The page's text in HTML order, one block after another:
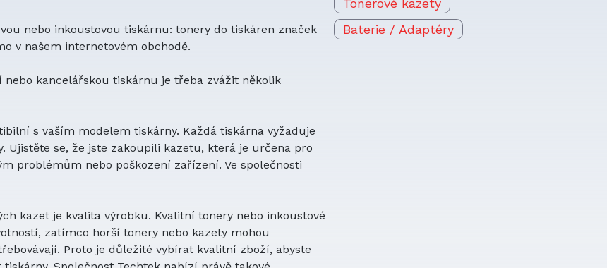
nebo inkoustovou tiskárnu: tonery do tiskáren značek
v našem internetovém obchodě.
kancelářskou tiskárnu je třeba zvážit několik
s vaším modelem tiskárny. Každá tiskárna vyžaduje
Ujistěte se, že jste zakoupili kazetu, která je určena pro
problémům nebo poškození zařízení. Ve společnosti
kazet je kvalita výrobku. Kvalitní tonery nebo inkoustové
zatímco horší tonery nebo kazety mohou
Proto je důležité vybírat kvalitní zboží, abyste
Tonerové kazety
Baterie / Adaptéry